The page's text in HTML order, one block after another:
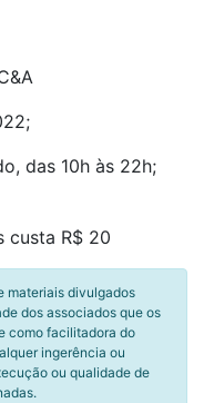
das 10h às 22h;
custa R$ 20
materiais divulgados
dos associados que os
como facilitadora do
ingerência ou
ou qualidade de